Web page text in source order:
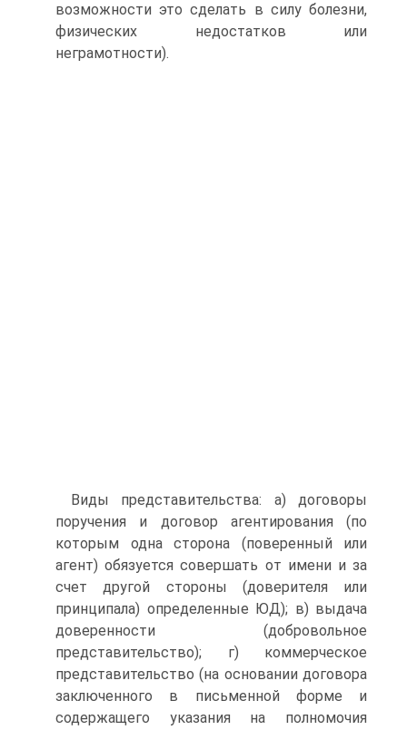
возможности это сделать в силу болезни,
физических недостатков или
неграмотности).
Виды представительства: а) договоры
поручения и договор агентирования (по
которым одна сторона (поверенный или
агент) обязуется совершать от имени и за
счет другой стороны (доверителя или
принципала) определенные ЮД); в) выдача
доверенности (добровольное
представительство); г) коммерческое
представительство (на основании договора
заключенного в письменной форме и
содержащего указания на полномочия